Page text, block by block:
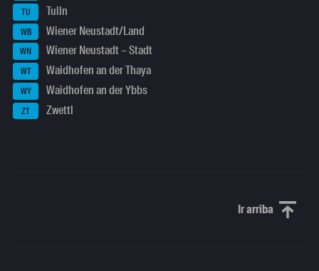
TU Tulln
WB Wiener Neustadt/Land
WN Wiener Neustadt – Stadt
WT Waidhofen an der Thaya
WY Waidhofen an der Ybbs
ZT Zwettl
Ir arribaScroll to